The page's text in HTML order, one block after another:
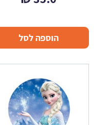
הוספה לסל